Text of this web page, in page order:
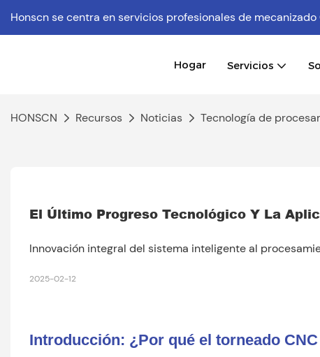
Honscn se centra en servicios profesionales de mecanizado
Hogar Servicios
HONSCN Recursos Noticias Tecnología de
El Último Progreso Tecnológico Y La
Innovación integral del sistema inteligente al
2025-02-12
Introducción: ¿Por qué el torneado